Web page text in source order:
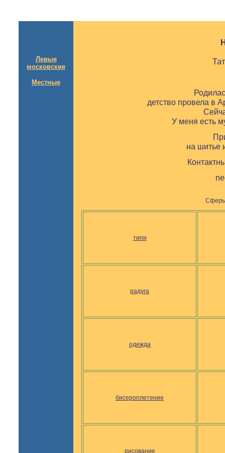
Левые
московские
Местные
детство провела в
У меня есть
на шитье
Сферы
типи
радуга
одежда
бисероплетение
рисование